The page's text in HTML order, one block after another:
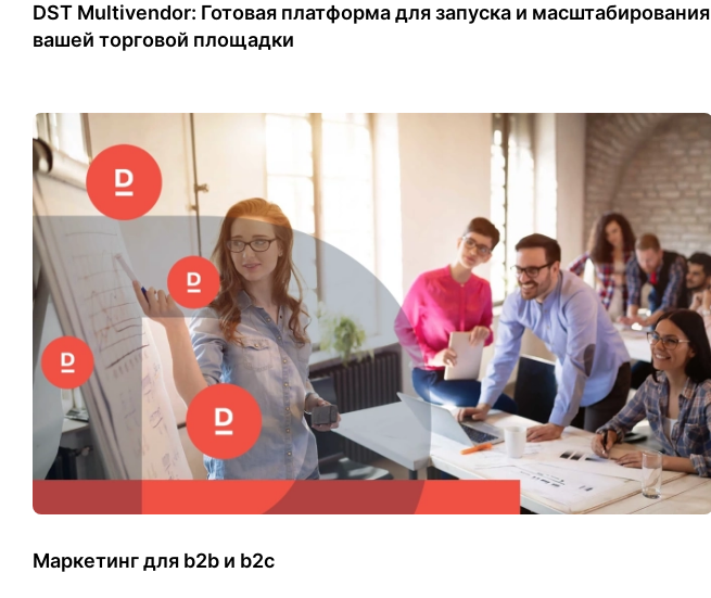
DST Multivendor: Готовая платформа для запуска и масштабирования
вашей торговой площадки
Маркетинг для b2b и b2c